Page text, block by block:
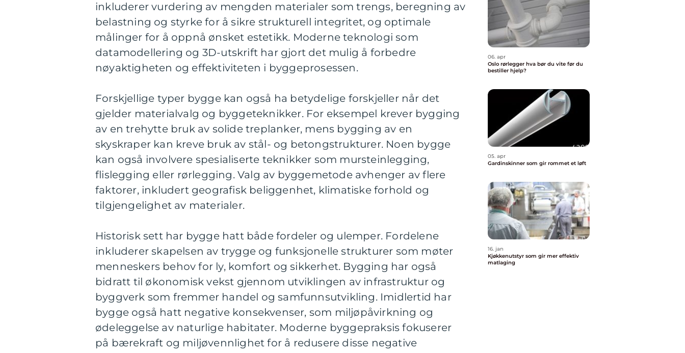
inkluderer vurdering av mengden materialer som trengs, beregning av
belastning og styrke for å sikre strukturell integritet, og optimale
målinger for å oppnå ønsket estetikk. Moderne teknologi som
datamodellering og 3D-utskrift har gjort det mulig å forbedre
nøyaktigheten og effektiviteten i byggeprosessen.
Forskjellige typer bygge kan også ha betydelige forskjeller når det
gjelder materialvalg og byggeteknikker. For eksempel krever bygging
av en trehytte bruk av solide treplanker, mens bygging av en
skyskraper kan kreve bruk av stål- og betongstrukturer. Noen bygge
kan også involvere spesialiserte teknikker som mursteinlegging,
flislegging eller rørlegging. Valg av byggemetode avhenger av flere
faktorer, inkludert geografisk beliggenhet, klimatiske forhold og
tilgjengelighet av materialer.
Historisk sett har bygge hatt både fordeler og ulemper. Fordelene
inkluderer skapelsen av trygge og funksjonelle strukturer som møter
menneskers behov for ly, komfort og sikkerhet. Bygging har også
bidratt til økonomisk vekst gjennom utviklingen av infrastruktur og
byggverk som fremmer handel og samfunnsutvikling. Imidlertid har
bygge også hatt negative konsekvenser, som miljøpåvirkning og
ødeleggelse av naturlige habitater. Moderne byggepraksis fokuserer
på bærekraft og miljøvennlighet for å redusere disse negative
06. apr
Oslo rørlegger hva bør du vite før du
bestiller hjelp?
05. apr
Gardinskinner som gir rommet et løft
16. jan
Kjøkkenutstyr som gir mer effektiv
matlaging